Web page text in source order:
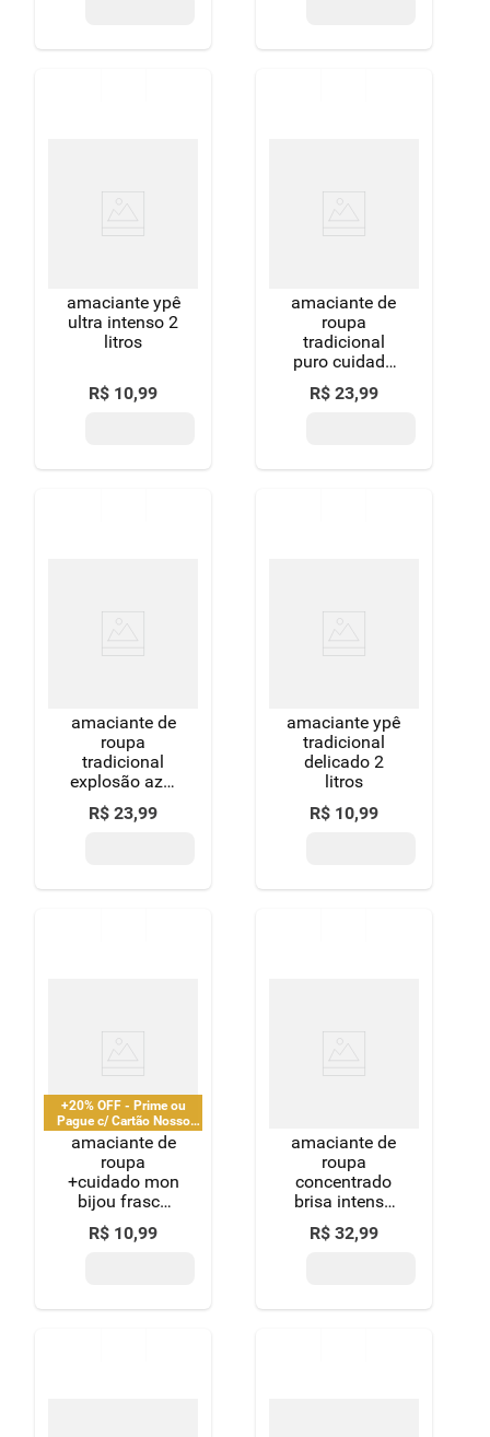
amaciante ypê
ultra intenso 2
litros
R$ 10,99
amaciante de
roupa
tradicional
puro cuidado
comfort frasco
1,8l
R$ 23,99
amaciante de
roupa
tradicional
explosão azul
comfort frasco
1,8l
R$ 23,99
amaciante ypê
tradicional
delicado 2
litros
R$ 10,99
+20% OFF - Prime ou
Pague c/ Cartão Nosso
Pay
amaciante de
roupa
+cuidado mon
bijou frasco
R$ 10,99
amaciante de
roupa
concentrado
brisa intenso
downy frasco
1,5l
R$ 32,99